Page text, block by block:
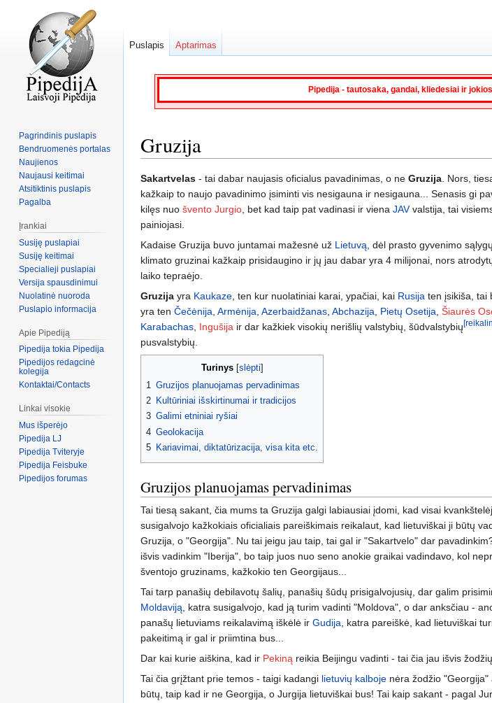
Pipedija - tautosaka, gandai, kliedesiai ir
Gruzija
Jump
to
navigation
Jump
to
search
Sakartvelas - tai dabar naujasis oficialus pavadinimas, o ne Gruzija . Nors,
kažkaip to naujo pavadinimo įsiminti vis nesigauna ir nesigauna... Senasis gi
kilęs nuo švento Jurgio , bet kad taip pat vadinasi ir viena JAVvalstija, tai
painiojasi.
Kadaise Gruzija buvo juntamai mažesnė už Lietuvą , dėl prasto gyvenimo
klimato gruzinai kažkaip prisidaugino ir jų jau dabar yra 4 milijonai, nors
laiko tepraėjo.
Gruzija yra Kaukaze , ten kur nuolatiniai karai, ypačiai, kai Rusija ten įsikiša, tai
yra ten Čečėnija Armėnija Azerbaidžanas Abchazija Pietų Osetija Šiaurės
Karabachas Ingušija ir dar kažkiek visokių nerišlių valstybių, šūdvalstybių
pusvalstybių.
Turinys
1 Gruzijos planuojamas pervadinimas
2 Kultūriniai išskirtinumai ir tradicijos
3 Galimi etniniai ryšiai
4 Geolokacija
5 Kariavimai, diktatūrizacija, visa kita etc.
Gruzijos planuojamas pervadinimas
Tai tiesą sakant, čia mums ta Gruzija galgi labiausiai įdomi, kad visai
susigalvojo kažkokiais oficialiais pareiškimais reikalaut, kad lietuviškai ji būtų
Gruzija, o "Georgija". Nu tai jeigu jau taip, tai gal ir "Sakartvelo" dar
išvis vadinkim "Iberija", bo taip juos nuo seno anokie graikai vadindavo, kol
šventojo gruzinams, kažkokio ten Georgijaus...
Tai tarp panašių debilavotų šalių, panašių šūdų prisigalvojusių, dar galim
Moldaviją , katra susigalvojo, kad ją turim vadinti "Moldova", o dar anksčiau -
panašų lietuviams reikalavimą iškėlė ir Gudija , katra pareiškė, kad lietuviškai
pakeitimą ir gal ir priimtina bus...
Dar kai kurie aiškina, kad ir Pekiną reikia Beijingu vadinti - tai čia jau išvis žodžių
Tai čia grįžtant prie temos - taigi kadangi lietuvių kalboje nėra žodžio
būtų, taip kad ir ne Georgija, o Jurgija lietuviškai bus! Tai kaip sakant - pagal
Puslapis Aptarimas
Pagrindinis puslapis
Bendruomenės portalas
Naujienos
Naujausi keitimai
Atsitiktinis puslapis
Pagalba
Įrankiai
Susiję puslapiai
Susiję keitimai
Specialieji puslapiai
Versija spausdinimui
Nuolatinė nuoroda
Puslapio informacija
Apie Pipediją
Pipedija tokia Pipedija
Pipedijos redagcinė
kolegija
Kontaktai/Contacts
Linkai visokie
Mus išperėjo
Pipedija LJ
Pipedija Tviteryje
Pipedija Feisbuke
Pipedijos forumas